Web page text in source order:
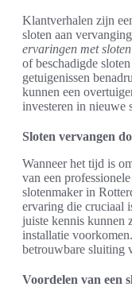
Klantverhalen zijn
sloten aan
ervaringen met sloten
of beschadigde
getuigenissen
kunnen een
investeren in nieuwe
Sloten vervangen
Wanneer het tijd is
van een
slotenmaker in
ervaring die cruciaal
juiste kennis kunnen
installatie
betrouwbare sluiting
Voordelen van een